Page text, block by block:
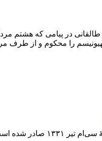
را محکوم و از طرف
آیت‌الله طالقانی